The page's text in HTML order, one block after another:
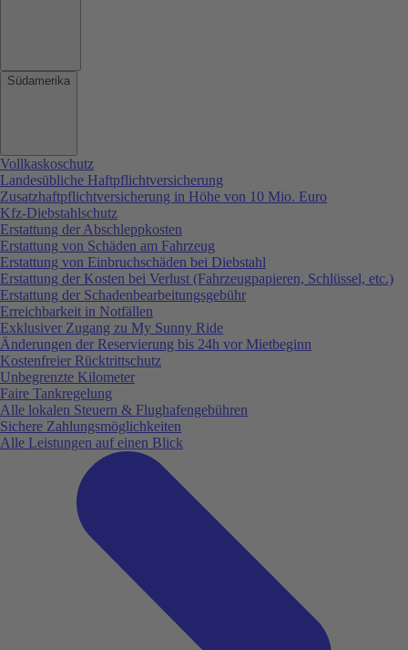
Südamerika
Vollkaskoschutz
Landesübliche Haftpflichtversicherung
Zusatzhaftpflichtversicherung in Höhe von 10 Mio. Euro
Kfz-Diebstahlschutz
Erstattung der Abschleppkosten
Erstattung von Schäden am Fahrzeug
Erstattung von Einbruchschäden bei Diebstahl
Erstattung der Kosten bei Verlust (Fahrzeugpapieren, Schlüssel, etc.)
Erstattung der Schadenbearbeitungsgebühr
Erreichbarkeit in Notfällen
Exklusiver Zugang zu My Sunny Ride
Änderungen der Reservierung bis 24h vor Mietbeginn
Kostenfreier Rücktrittschutz
Unbegrenzte Kilometer
Faire Tankregelung
Alle lokalen Steuern & Flughafengebühren
Sichere Zahlungsmöglichkeiten
Alle Leistungen auf einen Blick